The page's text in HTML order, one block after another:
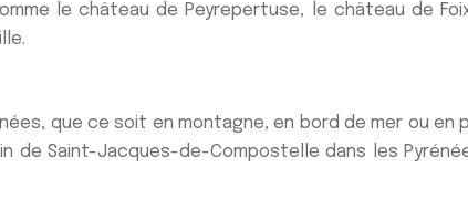
le château de Peyrepertuse, le château de
que ce soit en montagne, en bord de mer ou en
de Saint-Jacques-de-Compostelle dans les